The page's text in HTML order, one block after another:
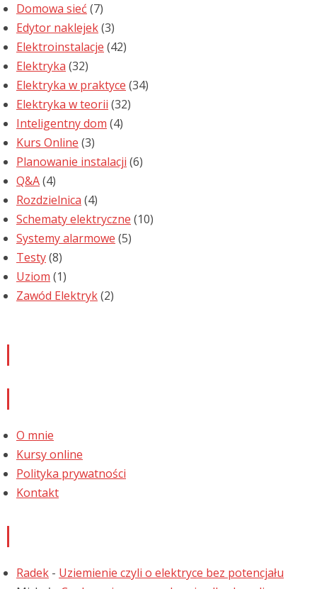
Domowa sieć (7)
Edytor naklejek(3)
Elektroinstalacje (42)
Elektryka (32)
Elektryka w praktyce (34)
Elektryka w teorii (32)
Inteligentny dom (4)
Kurs Online (3)
Planowanie instalacji (6)
Q&A(4)
Rozdzielnica (4)
Schematy elektryczne (10)
Systemy alarmowe (5)
Testy(8)
Uziom (1)
Zawód Elektryk(2)
O mnie
Kursy online
Polityka prywatności
Kontakt
Radek - Uziemienie czyli o elektryce bez potencjału